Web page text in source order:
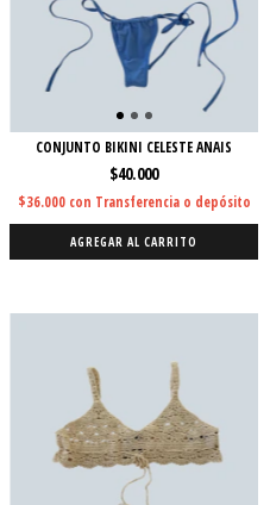
CONJUNTO BIKINI CELESTE ANAIS
$40.000
$36.000 con Transferencia o depósito
AGREGAR AL CARRITO